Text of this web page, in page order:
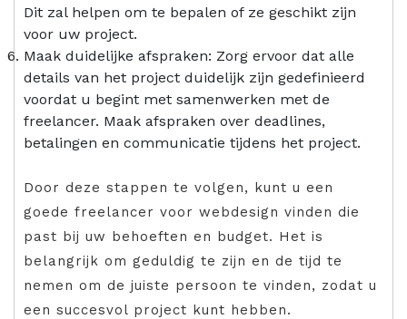
Dit zal helpen om te bepalen of ze geschikt zijn
voor uw project.
Maak duidelijke afspraken: Zorg ervoor dat alle
details van het project duidelijk zijn gedefinieerd
voordat u begint met samenwerken met de
freelancer. Maak afspraken over deadlines,
betalingen en communicatie tijdens het project.
Door deze stappen te volgen, kunt u een
goede freelancer voor webdesign vinden die
past bij uw behoeften en budget. Het is
belangrijk om geduldig te zijn en de tijd te
nemen om de juiste persoon te vinden, zodat u
een succesvol project kunt hebben.